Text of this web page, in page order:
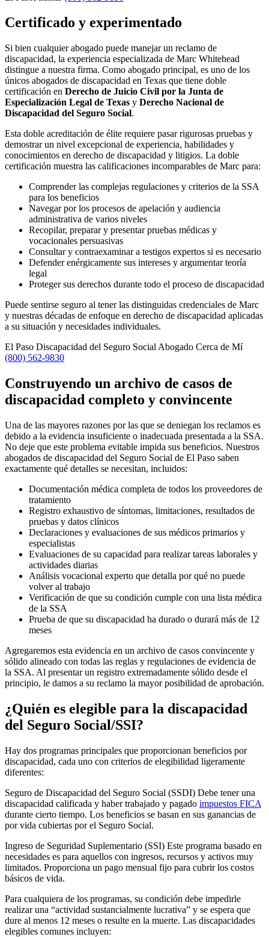
Certificado y experimentado
Si bien cualquier abogado puede manejar un reclamo de
discapacidad, la experiencia especializada de Marc Whitehead
distingue a nuestra firma. Como abogado principal, es uno de los
únicos abogados de discapacidad en Texas que tiene doble
certificación en Derecho de Juicio Civil por la Junta de
Especialización Legal de Texas y Derecho Nacional de
Discapacidad del Seguro Social.
Esta doble acreditación de élite requiere pasar rigurosas pruebas y
demostrar un nivel excepcional de experiencia, habilidades y
conocimientos en derecho de discapacidad y litigios. La doble
certificación muestra las calificaciones incomparables de Marc para:
Comprender las complejas regulaciones y criterios de la SSA
para los beneficios
Navegar por los procesos de apelación y audiencia
administrativa de varios niveles
Recopilar, preparar y presentar pruebas médicas y
vocacionales persuasivas
Consultar y contraexaminar a testigos expertos si es necesario
Defender enérgicamente sus intereses y argumentar teoría
legal
Proteger sus derechos durante todo el proceso de discapacidad
Puede sentirse seguro al tener las distinguidas credenciales de Marc
y nuestras décadas de enfoque en derecho de discapacidad aplicadas
a su situación y necesidades individuales.
El Paso Discapacidad del Seguro Social Abogado Cerca de Mí
(800) 562-9830
Construyendo un archivo de casos de
discapacidad completo y convincente
Una de las mayores razones por las que se deniegan los reclamos es
debido a la evidencia insuficiente o inadecuada presentada a la SSA.
No deje que este problema evitable impida sus beneficios. Nuestros
abogados de discapacidad del Seguro Social de El Paso saben
exactamente qué detalles se necesitan, incluidos:
Documentación médica completa de todos los proveedores de
tratamiento
Registro exhaustivo de síntomas, limitaciones, resultados de
pruebas y datos clínicos
Declaraciones y evaluaciones de sus médicos primarios y
especialistas
Evaluaciones de su capacidad para realizar tareas laborales y
actividades diarias
Análisis vocacional experto que detalla por qué no puede
volver al trabajo
Verificación de que su condición cumple con una lista médica
de la SSA
Prueba de que su discapacidad ha durado o durará más de 12
meses
Agregaremos esta evidencia en un archivo de casos convincente y
sólido alineado con todas las reglas y regulaciones de evidencia de
la SSA. Al presentar un registro extremadamente sólido desde el
principio, le damos a su reclamo la mayor posibilidad de aprobación.
¿Quién es elegible para la discapacidad
del Seguro Social/SSI?
Hay dos programas principales que proporcionan beneficios por
discapacidad, cada uno con criterios de elegibilidad ligeramente
diferentes:
Seguro de Discapacidad del Seguro Social (SSDI) Debe tener una
discapacidad calificada y haber trabajado y pagado impuestos FICA
durante cierto tiempo. Los beneficios se basan en sus ganancias de
por vida cubiertas por el Seguro Social.
Ingreso de Seguridad Suplementario (SSI) Este programa basado en
necesidades es para aquellos con ingresos, recursos y activos muy
limitados. Proporciona un pago mensual fijo para cubrir los costos
básicos de vida.
Para cualquiera de los programas, su condición debe impedirle
realizar una “actividad sustancialmente lucrativa” y se espera que
dure al menos 12 meses o resulte en la muerte. Las discapacidades
elegibles comunes incluyen: